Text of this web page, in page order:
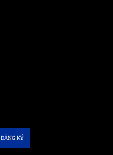
ĐĂNG KÝ